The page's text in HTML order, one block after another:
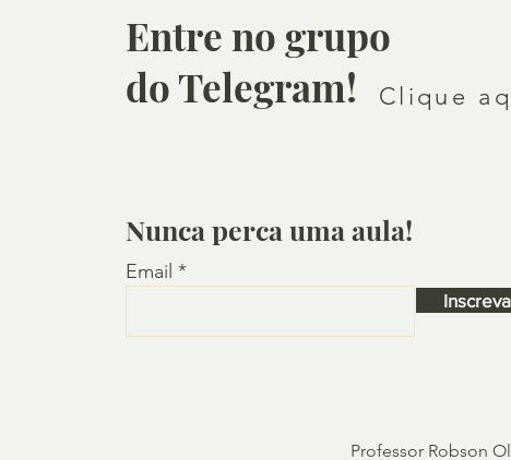
Entre no grupo
do Telegram!
Clique
Nunca perca uma aula!
Email
Professor Robson